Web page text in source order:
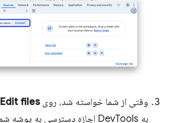
وقتی از شما خواسته شد، رویEdit files
به DevTools اجازه دسترسی به پوشه شما داده شود.